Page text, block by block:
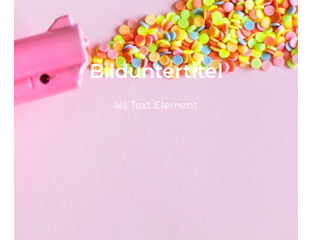
Bild­unter­titel
als Text Element